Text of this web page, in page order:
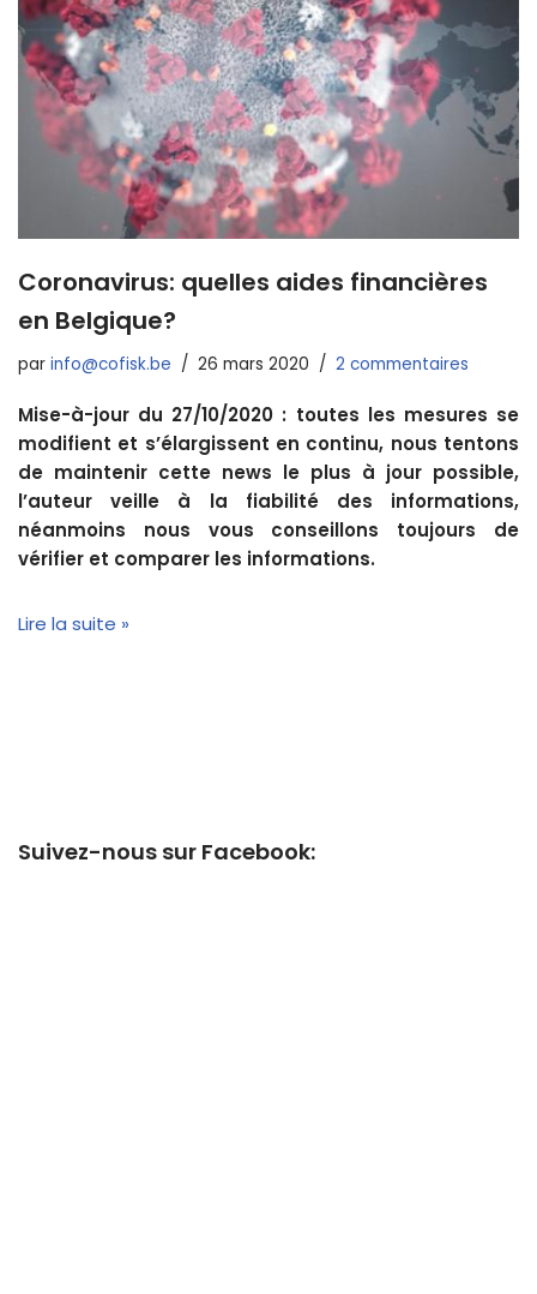
Coronavirus: quelles aides financières
en Belgique?
par info@cofisk.be 26 mars 2020 2 commentaires
Mise-à-jour du 27/10/2020 : toutes les mesures se
modifient et s’élargissent en continu, nous tentons
de maintenir cette news le plus à jour possible,
l’auteur veille à la fiabilité des informations,
néanmoins nous vous conseillons toujours de
vérifier et comparer les informations.
Lire la suite »
Suivez-nous sur Facebook: